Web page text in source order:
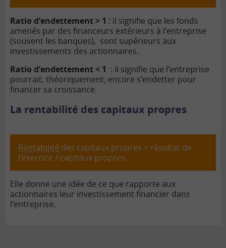
Ratio d’endettement > 1 : il signifie que les fonds
amenés par des financeurs extérieurs à l’entreprise
(souvent les banques), sont supérieurs aux
investissements des actionnaires.
Ratio d’endettement < 1 : il signifie que l’entreprise
pourrait, théoriquement, encore s’endetter pour
financer sa croissance.
La rentabilité des capitaux propres
Rentabilité des capitaux propres = résultat de
l’exercice / capitaux propres
Elle donne une idée de ce que rapporte aux
actionnaires leur investissement financier dans
l’entreprise.